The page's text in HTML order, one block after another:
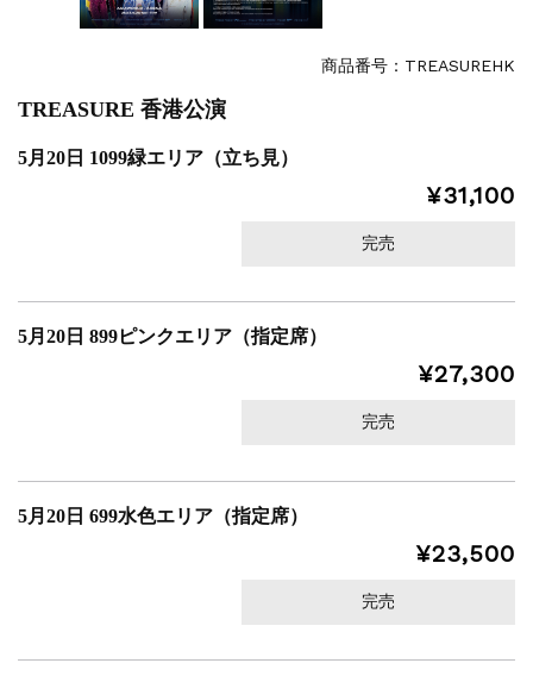
商品番号：TREASUREHK
TREASURE 香港公演
5月20日 1099緑エリア（立ち見）
¥31,100
完売
5月20日 899ピンクエリア（指定席）
¥27,300
完売
5月20日 699水色エリア（指定席）
¥23,500
完売